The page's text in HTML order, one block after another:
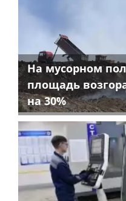
На мусорном
площадь
на 30%